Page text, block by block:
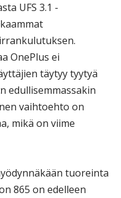
UFS 3.1 -
OnePlus ei
täytyy tyytyä
edullisemmassakin
vaihtoehto on
mikä on viime
tuoreinta
865 on edelleen